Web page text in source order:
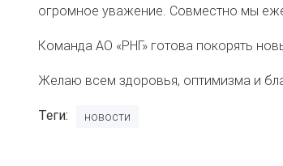
огромное уважение. Совместно мы
Команда АО «РНГ» готова покорять
Желаю всем здоровья, оптимизма и
Теги новости